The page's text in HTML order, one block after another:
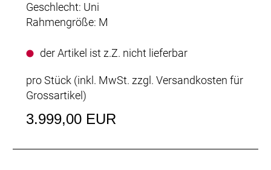
Geschlecht: Uni
Rahmengröße: M
der Artikel ist z.Z. nicht lieferbar
pro Stück (inkl. MwSt. zzgl. Versandkosten für
Grossartikel)
3.999,00 EUR